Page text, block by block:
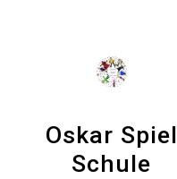
Oskar Spiel
Schule